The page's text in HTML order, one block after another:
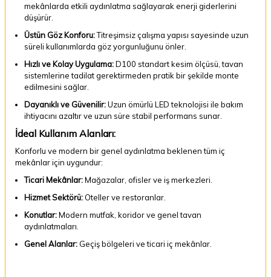
mekânlarda etkili aydınlatma sağlayarak enerji giderlerini
düşürür.
Üstün Göz Konforu:Titreşimsiz çalışma yapısı sayesinde uzun
süreli kullanımlarda göz yorgunluğunu önler.
Hızlı ve Kolay Uygulama:D100 standart kesim ölçüsü, tavan
sistemlerine tadilat gerektirmeden pratik bir şekilde monte
edilmesini sağlar.
Dayanıklı ve Güvenilir:Uzun ömürlü LED teknolojisi ile bakım
ihtiyacını azaltır ve uzun süre stabil performans sunar.
İdeal Kullanım Alanları:
Konforlu ve modern bir genel aydınlatma beklenen tüm iç
mekânlar için uygundur:
Ticari Mekânlar:Mağazalar, ofisler ve iş merkezleri.
Hizmet Sektörü: Oteller ve restoranlar.
Konutlar:Modern mutfak, koridor ve genel tavan
aydınlatmaları.
Genel Alanlar: Geçiş bölgeleri ve ticari iç mekânlar.